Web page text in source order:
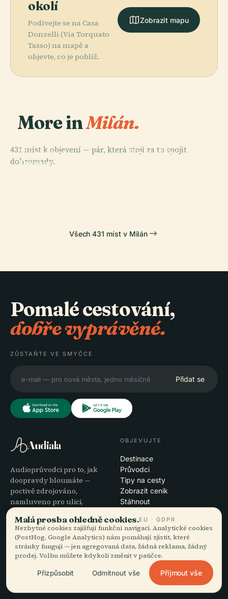
okolí
Podívejte se na Casa
Donzelli (Via Torquato
Tasso) na mapě a
objevte, co je poblíž.
Zobrazit mapu
More inMilán.
431 míst k objevení — pár, která stojí za to spojit
dohromady.
Narození
Panny Marie V
Kostel Sv.
PLACE
Všech 431 míst v Milán
Pomalé cestování,
dobře vyprávěné.
ZŮSTAŇTE VE SMYČCE
Přidat se
Audiala
Audioprůvodci pro to, jak
doopravdy bloumáte —
poctivě zdrojováno,
namluveno pro ulici,
staženo na jeden zátah.
OBJEVUJTE
Destinace
Průvodci
Tipy na cesty
Zobrazit ceník
Stáhnout
SPOLEČNOST
O nás
NÁPOVĚDA
Podpora
Řešení potíží s aplikací
Kontakt
Staňte se partnerem
Malá prosba ohledně cookies.EU · GDPR
Nezbytné cookies zajišťují funkční navigaci. Analytické cookies
(PostHog, Google Analytics) nám pomáhají zjistit, které
stránky fungují — jen agregovaná data, žádná reklama, žádný
prodej. Volbu můžete kdykoli změnit v patičce.
Přizpůsobit Odmítnout vše Přijmout vše